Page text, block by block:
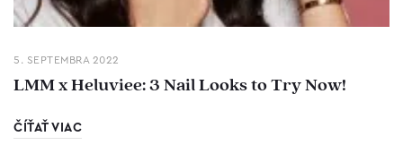
5. SEPTEMBRA 2022
LMM x Heluviee: 3 Nail Looks to Try Now!
ČÍŤAŤ VIAC